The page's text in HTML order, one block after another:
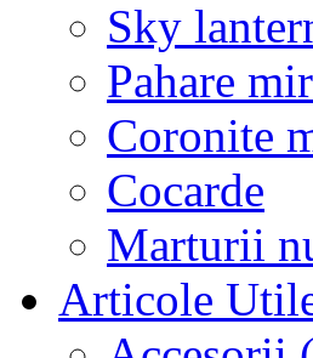
Sky
Pahare
Coronite
Cocarde
Marturii
Articole